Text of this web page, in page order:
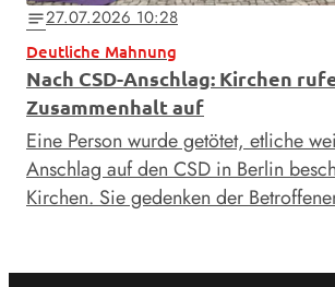
notes27.07.2026 10:28
Deutliche Mahnung
Nach CSD-Anschlag: Kirchen
Zusammenhalt auf
Eine Person wurde getötet, etliche
Anschlag auf den CSD in Berlin
Kirchen. Sie gedenken der